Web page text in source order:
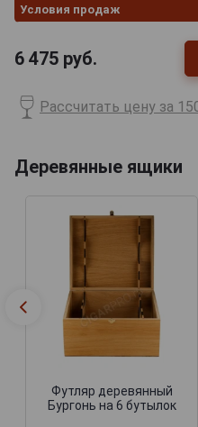
Условия продаж
6 475 руб.
Рассчитать цену за
Деревянные ящики
Футляр деревянный
Бургонь на 6 бутылок